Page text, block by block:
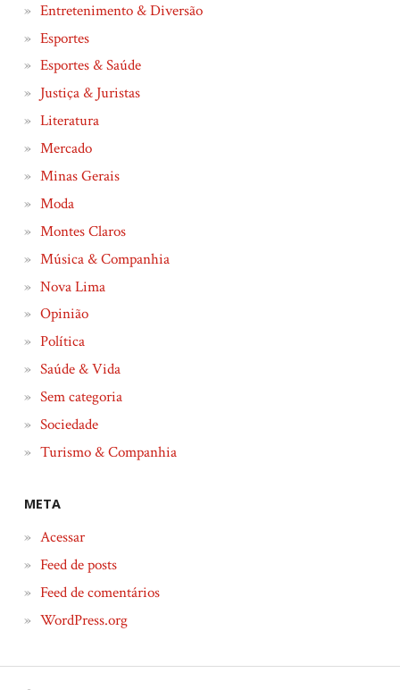
Entretenimento & Diversão
Esportes
Esportes & Saúde
Justiça & Juristas
Literatura
Mercado
Minas Gerais
Moda
Montes Claros
Música & Companhia
Nova Lima
Opinião
Política
Saúde & Vida
Sem categoria
Sociedade
Turismo & Companhia
META
Acessar
Feed de posts
Feed de comentários
WordPress.org